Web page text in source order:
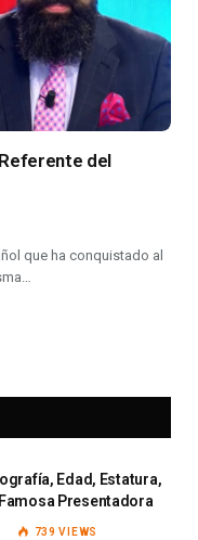
del
que ha conquistado al
Edad, Estatura,
Presentadora
739VIEWS